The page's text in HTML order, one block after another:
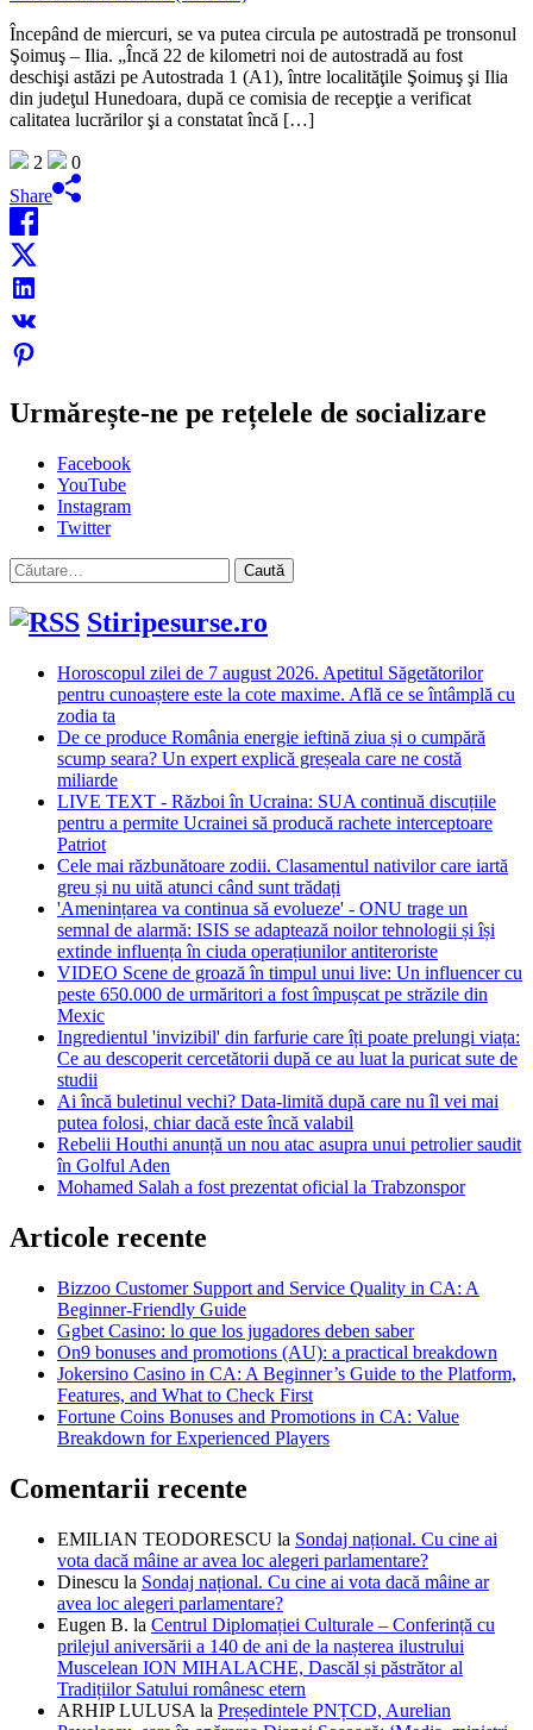
Începând de miercuri, se va putea circula pe autostradă pe tronsonul
Şoimuş – Ilia. „Încă 22 de kilometri noi de autostradă au fost
deschişi astăzi pe Autostrada 1 (A1), între localităţile Şoimuş şi Ilia
din judeţul Hunedoara, după ce comisia de recepţie a verificat
calitatea lucrărilor şi a constatat încă […]
2
0
Share
Urmărește-ne pe rețelele de socializare
Facebook
YouTube
Instagram
Twitter
Caută
după:
Stiripesurse.ro
Horoscopul zilei de 7 august 2026. Apetitul Săgetătorilor
pentru cunoaștere este la cote maxime. Află ce se întâmplă cu
zodia ta
De ce produce România energie ieftină ziua și o cumpără
scump seara? Un expert explică greșeala care ne costă
miliarde
LIVE TEXT - Război în Ucraina: SUA continuă discuțiile
pentru a permite Ucrainei să producă rachete interceptoare
Patriot
Cele mai răzbunătoare zodii. Clasamentul nativilor care iartă
greu și nu uită atunci când sunt trădați
'Amenințarea va continua să evolueze' - ONU trage un
semnal de alarmă: ISIS se adaptează noilor tehnologii și își
extinde influența în ciuda operațiunilor antiteroriste
VIDEO Scene de groază în timpul unui live: Un influencer cu
peste 650.000 de urmăritori a fost împușcat pe străzile din
Mexic
Ingredientul 'invizibil' din farfurie care îți poate prelungi viața:
Ce au descoperit cercetătorii după ce au luat la puricat sute de
studii
Ai încă buletinul vechi? Data-limită după care nu îl vei mai
putea folosi, chiar dacă este încă valabil
Rebelii Houthi anunță un nou atac asupra unui petrolier saudit
în Golful Aden
Mohamed Salah a fost prezentat oficial la Trabzonspor
Articole recente
Bizzoo Customer Support and Service Quality in CA: A
Beginner-Friendly Guide
Ggbet Casino: lo que los jugadores deben saber
On9 bonuses and promotions (AU): a practical breakdown
Jokersino Casino in CA: A Beginner’s Guide to the Platform,
Features, and What to Check First
Fortune Coins Bonuses and Promotions in CA: Value
Breakdown for Experienced Players
Comentarii recente
EMILIAN TEODORESCU la Sondaj național. Cu cine ai
vota dacă mâine ar avea loc alegeri parlamentare?
Dinescu la Sondaj național. Cu cine ai vota dacă mâine ar
avea loc alegeri parlamentare?
Eugen B. la Centrul Diplomației Culturale – Conferință cu
prilejul aniversării a 140 de ani de la nașterea ilustrului
Muscelean ION MIHALACHE, Dascăl și păstrător al
Tradițiilor Satului românesc etern
ARHIP LULUSA la Președintele PNȚCD, Aurelian